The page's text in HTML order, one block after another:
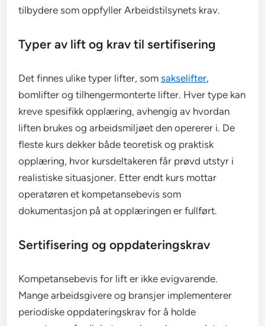
tilbydere som oppfyller Arbeidstilsynets krav.
Typer av lift og krav til sertifisering
Det finnes ulike typer lifter, somsakselifter,
bomlifter og tilhengermonterte lifter. Hver type kan
kreve spesifikk opplæring, avhengig av hvordan
liften brukes og arbeidsmiljøet den opererer i. De
fleste kurs dekker både teoretisk og praktisk
opplæring, hvor kursdeltakeren får prøvd utstyr i
realistiske situasjoner. Etter endt kurs mottar
operatøren et kompetansebevis som
dokumentasjon på at opplæringen er fullført.
Sertifisering og oppdateringskrav
Kompetansebevis for lift er ikke evigvarende.
Mange arbeidsgivere og bransjer implementerer
periodiske oppdateringskrav for å holde